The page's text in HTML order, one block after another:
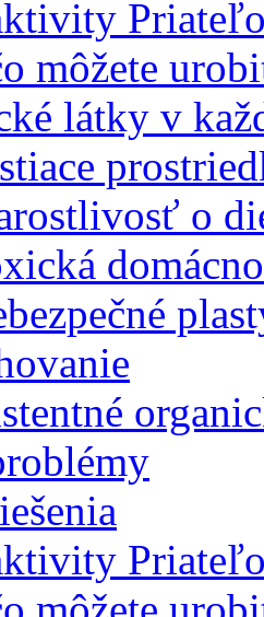
môžete
látky v
o